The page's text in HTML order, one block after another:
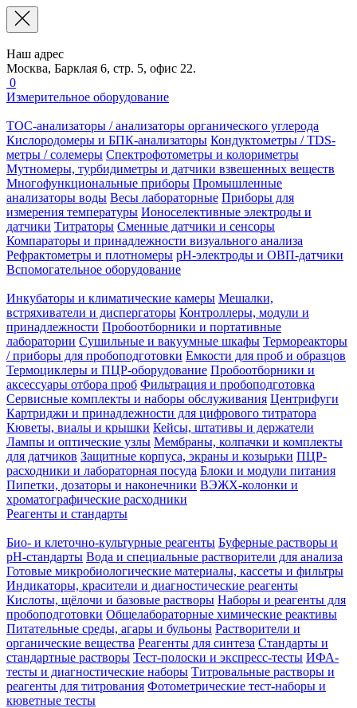
Наш адрес
Москва, Барклая 6, стр. 5, офис 22.
0
Измерительное оборудование
TOC-анализаторы / анализаторы органического углерода
Кислородомеры и БПК-анализаторы Кондуктометры / TDS-
метры / солемеры Спектрофотометры и колориметры
Мутномеры, турбидиметры и датчики взвешенных веществ
Многофункциональные приборы Промышленные
анализаторы воды Весы лабораторные Приборы для
измерения температуры Ионоселективные электроды и
датчики Титраторы Сменные датчики и сенсоры
Компараторы и принадлежности визуального анализа
Рефрактометры и плотномеры pH-электроды и ОВП-датчики
Вспомогательное оборудование
Инкубаторы и климатические камеры Мешалки,
встряхиватели и диспергаторы Контроллеры, модули и
принадлежности Пробоотборники и портативные
лаборатории Сушильные и вакуумные шкафы Термореакторы
/ приборы для пробоподготовки Емкости для проб и образцов
Термоциклеры и ПЦР-оборудование Пробоотборники и
аксессуары отбора проб Фильтрация и пробоподготовка
Сервисные комплекты и наборы обслуживания Центрифуги
Картриджи и принадлежности для цифрового титратора
Кюветы, виалы и крышки Кейсы, штативы и держатели
Лампы и оптические узлы Мембраны, колпачки и комплекты
для датчиков Защитные корпуса, экраны и козырьки ПЦР-
расходники и лабораторная посуда Блоки и модули питания
Пипетки, дозаторы и наконечники ВЭЖХ-колонки и
хроматографические расходники
Реагенты и стандарты
Био- и клеточно-культурные реагенты Буферные растворы и
pH-стандарты Вода и специальные растворители для анализа
Готовые микробиологические материалы, кассеты и фильтры
Индикаторы, красители и диагностические реагенты
Кислоты, щёлочи и базовые растворы Наборы и реагенты для
пробоподготовки Общелабораторные химические реактивы
Питательные среды, агары и бульоны Растворители и
органические вещества Реагенты для синтеза Стандарты и
стандартные растворы Тест-полоски и экспресс-тесты ИФА-
тесты и диагностические наборы Титровальные растворы и
реагенты для титрования Фотометрические тест-наборы и
кюветные тесты